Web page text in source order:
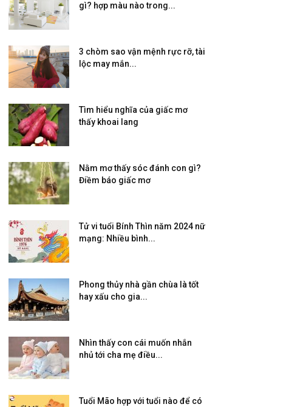
gì? hợp màu nào trong...
3 chòm sao vận mệnh rực rỡ, tài
lộc may mắn...
Tìm hiểu nghĩa của giấc mơ
thấy khoai lang
Nằm mơ thấy sóc đánh con gì?
Điềm báo giấc mơ
Tử vi tuổi Bính Thìn năm 2024 nữ
mạng: Nhiều bình...
Phong thủy nhà gần chùa là tốt
hay xấu cho gia...
Nhìn thấy con cái muốn nhắn
nhủ tới cha mẹ điều...
Tuổi Mão hợp với tuổi nào để có